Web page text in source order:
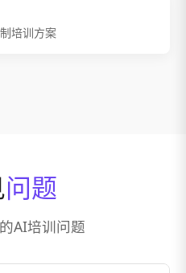
培训方案
问题
AI培训问题